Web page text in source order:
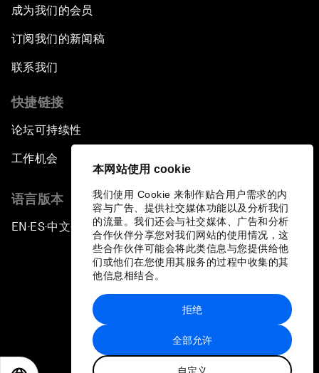
本网站使用 cookie
我们使用 Cookie 来制作贴合用户需求的内
容与广告、提供社交媒体功能以及分析我们
的流量。我们还会与社交媒体、广告和分析
合作伙伴分享您对我们网站的使用情况，这
些合作伙伴可能会将此类信息与您提供给他
们或他们在您使用其服务的过程中收集的其
他信息相结合。
全部允许
自定义
拒绝
成为我们的会员
订阅我们的新闻稿
联系我们
快捷链接
论坛可持续性
工作机会
语言版本
EN ▪ES▪中文▪ 日本語
站点地图